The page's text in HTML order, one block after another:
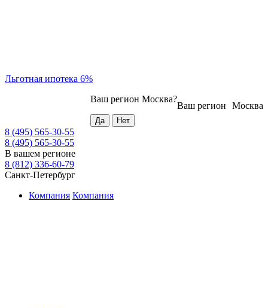
Льготная ипотека 6%
Москва
Ваш регион
Ваш регион Москва?
8 (495) 565-30-55
8 (495) 565-30-55
В вашем регионе
8 (812) 336-60-79
Санкт-Петербург
Компания Компания